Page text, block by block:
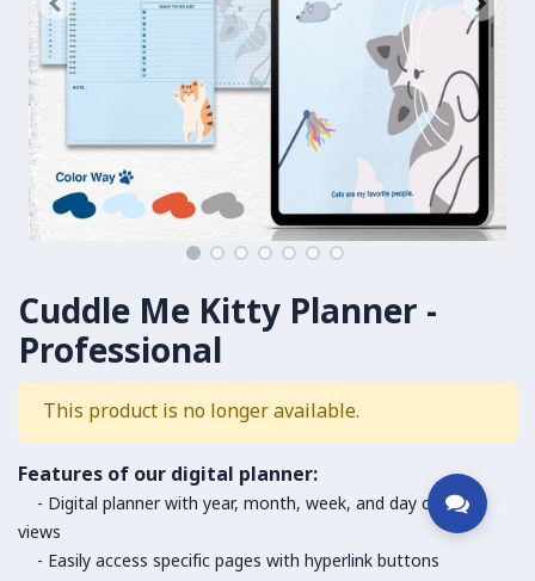
Cuddle Me Kitty Planner -
Professional
This product is no longer available.
Features of our digital planner:
- Digital planner with year, month, week, and day calendar
views
- Easily access specific pages with hyperlink buttons